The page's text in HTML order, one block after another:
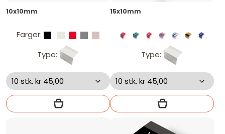
10x10mm
Farger:
Type:
15x10mm
Type: